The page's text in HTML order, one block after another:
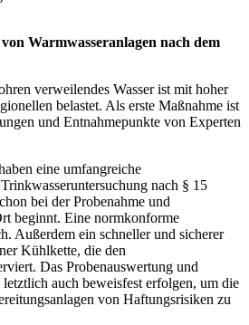
Warmwasseranlagen nach dem
verweilendes Wasser ist mit hoher
belastet. Als erste Maßnahme ist
und Entnahmepunkte von Experten
eine umfangreiche
nach § 15
bei der Probenahme und
beginnt. Eine normkonforme
Außerdem ein schneller und sicherer
Kühlkette, die den
Das Probenauswertung und
letztlich auch beweisfest erfolgen, um die
von Haftungsrisiken zu